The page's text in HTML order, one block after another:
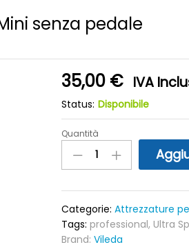
senza pedale
35,00 € IVA
Status: Disponibile
Mini
Vileda
Spin
Mini
senza
Quantità
Categorie:Attrezzature
Tags:professional,Ultra
Brand:Vileda